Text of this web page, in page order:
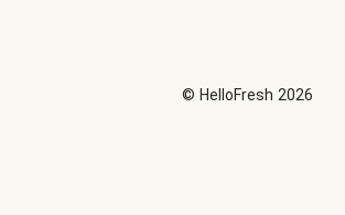
© HelloFresh 2026